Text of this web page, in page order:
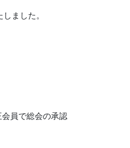
ました。
員で総会の承認